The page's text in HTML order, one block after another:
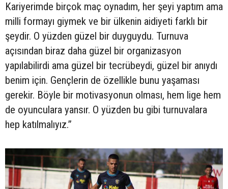
Kariyerimde birçok maç oynadım, her şeyi yaptım ama
milli formayı giymek ve bir ülkenin aidiyeti farklı bir
şeydir. O yüzden güzel bir duyguydu. Turnuva
açısından biraz daha güzel bir organizasyon
yapılabilirdi ama güzel bir tecrübeydi, güzel bir anıydı
benim için. Gençlerin de özellikle bunu yaşaması
gerekir. Böyle bir motivasyonun olması, hem lige hem
de oyunculara yansır. O yüzden bu gibi turnuvalara
hep katılmalıyız.”